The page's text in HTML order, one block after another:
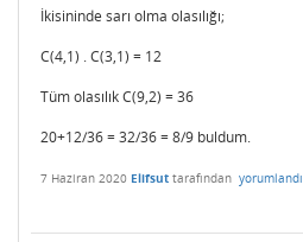
İkisininde sarı olma olasılığı;
C(4,1) . C(3,1) = 12
Tüm olasılık C(9,2) = 36
20+12/36 = 32/36 = 8/9 buldum.
7 Haziran 2020 Elifsut tarafından yorumlandı